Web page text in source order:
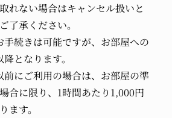
れない場合はキャンセル扱いと
了承ください。
手続きは可能ですが、お部屋への
となります。
前にご利用の場合は、お部屋の準
合に限り、1時間あたり1,000円
ます。